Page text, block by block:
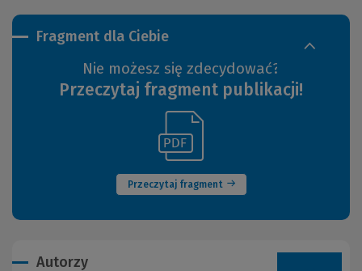
Fragment dla Ciebie
Nie możesz się zdecydować?
Przeczytaj fragment publikacji!
Przeczytaj fragment
(Nowe
okno)
innej
Autorzy